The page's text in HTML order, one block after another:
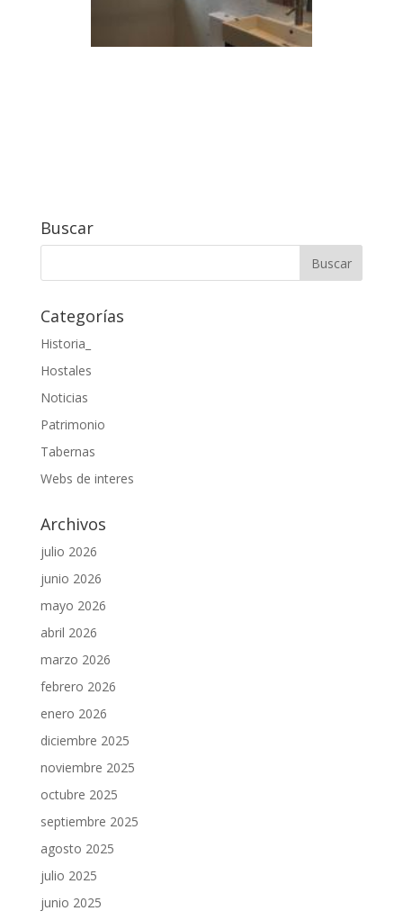
Buscar
Categorías
Historia_
Hostales
Noticias
Patrimonio
Tabernas
Webs de interes
Archivos
julio 2026
junio 2026
mayo 2026
abril 2026
marzo 2026
febrero 2026
enero 2026
diciembre 2025
noviembre 2025
octubre 2025
septiembre 2025
agosto 2025
julio 2025
junio 2025